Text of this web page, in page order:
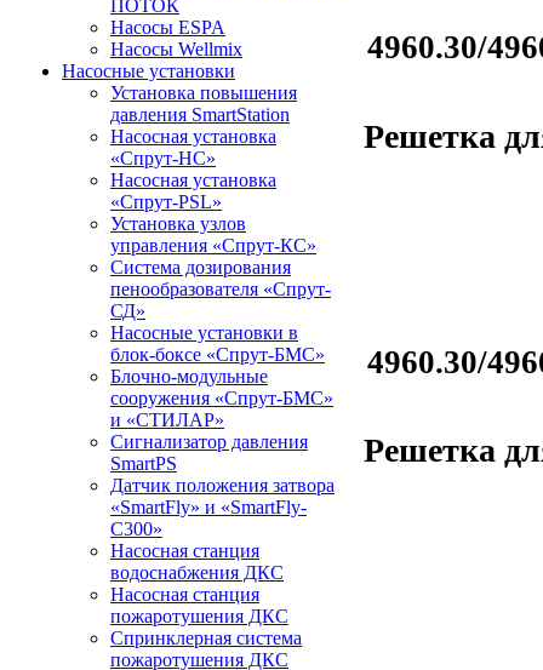
ПОТОК
Насосы ESPA
Насосы Wellmix
Насосные установки
Установка повышения
давления SmartStation
Насосная установка
«Спрут-НС»
Насосная установка
«Спрут-PSL»
Установка узлов
управления «Спрут-КС»
Система дозирования
пенообразователя «Спрут-
СД»
Насосные установки в
блок-боксе «Спрут-БМС»
Блочно-модульные
сооружения «Спрут-БМС»
и «СТИЛАР»
Сигнализатор давления
SmartPS
Датчик положения затвора
«SmartFly» и «SmartFly-
С300»
Насосная станция
водоснабжения ДКС
Насосная станция
пожаротушения ДКС
Спринклерная система
пожаротушения ДКС
4960.30/
Решетка
4960.30/
Решетка